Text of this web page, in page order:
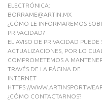
ELECTRÓNICA:
BORRAME@ARTIN.MX
¿CÓMO LE INFORMAREMOS
PRIVACIDAD?
EL AVISO DE PRIVACIDAD
ACTUALIZACIONES, POR LO
COMPROMETEMOS A
TRAVÉS DE LA PÁGINA DE
INTERNET
HTTPS://
¿CÓMO CONTACTARNOS?